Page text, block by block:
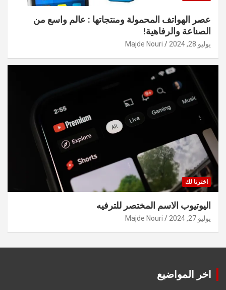
عصر الهواتف المحمولة ومنتجاتها : عالم واسع من
الصناعة والرفاهية!
يوليو 28, 2024 Majde Nouri
اخترنا لك
اليوتيوب الاسم المختصر للترفيه
يوليو 27, 2024 Majde Nouri
اخر المواضيع